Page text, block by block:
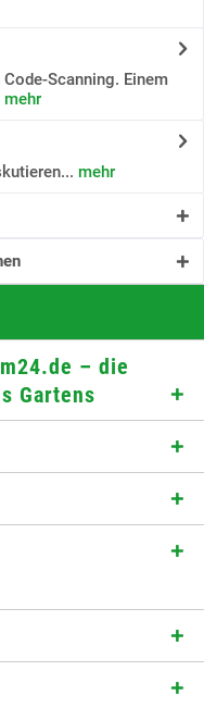
Scanning. Einem
mehr
mehr
– die
Gartens